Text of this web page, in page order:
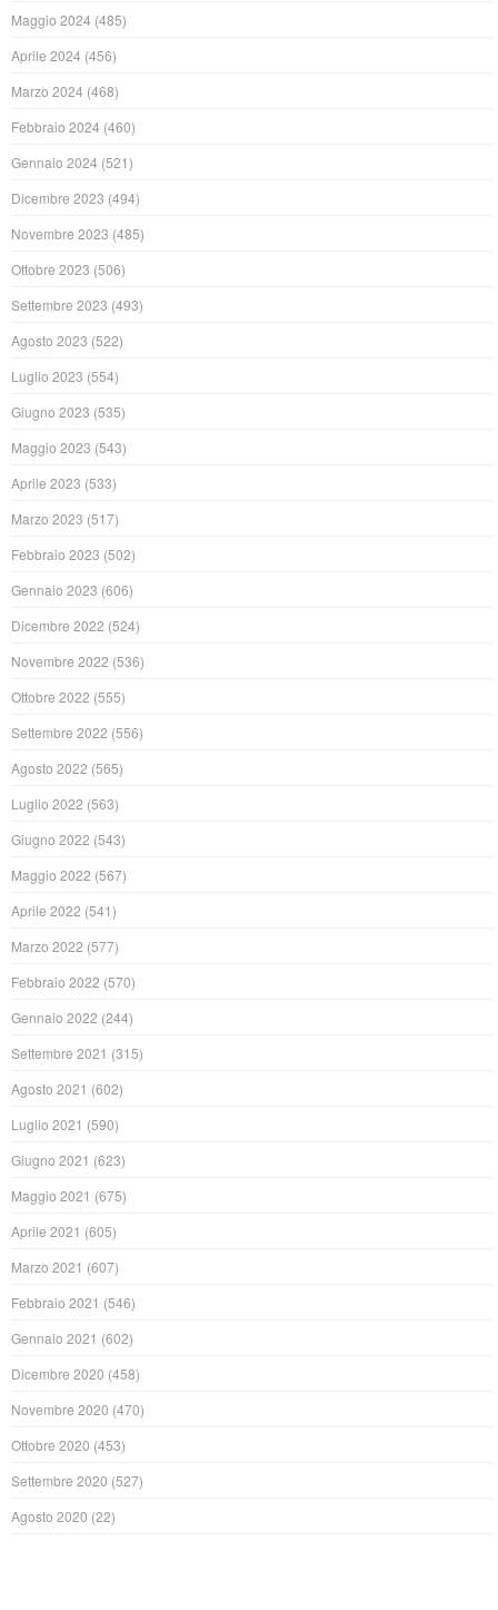
Maggio 2024 (485)
Aprile 2024 (456)
Marzo 2024 (468)
Febbraio 2024 (460)
Gennaio 2024 (521)
Dicembre 2023 (494)
Novembre 2023 (485)
Ottobre 2023 (506)
Settembre 2023 (493)
Agosto 2023 (522)
Luglio 2023 (554)
Giugno 2023 (535)
Maggio 2023 (543)
Aprile 2023 (533)
Marzo 2023 (517)
Febbraio 2023 (502)
Gennaio 2023 (606)
Dicembre 2022 (524)
Novembre 2022 (536)
Ottobre 2022 (555)
Settembre 2022 (556)
Agosto 2022 (565)
Luglio 2022 (563)
Giugno 2022 (543)
Maggio 2022 (567)
Aprile 2022 (541)
Marzo 2022 (577)
Febbraio 2022 (570)
Gennaio 2022 (244)
Settembre 2021 (315)
Agosto 2021 (602)
Luglio 2021 (590)
Giugno 2021 (623)
Maggio 2021 (675)
Aprile 2021 (605)
Marzo 2021 (607)
Febbraio 2021 (546)
Gennaio 2021 (602)
Dicembre 2020 (458)
Novembre 2020 (470)
Ottobre 2020 (453)
Settembre 2020 (527)
Agosto 2020 (22)